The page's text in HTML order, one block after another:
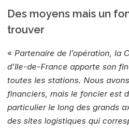
Des moyens mais un
trouver
« Partenaire de l’opération, la
d’Ile-de-France apporte son
toutes les stations. Nous
financiers, mais le foncier est
particulier le long des grands
des sites logistiques qui